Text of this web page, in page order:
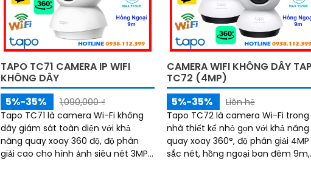
TAPO TC71 CAMERA IP WIFI
KHÔNG DÂY
5%-35%
1,090,000 ₫
Tapo TC71 là camera Wi-Fi không
dây giám sát toàn diện với khả
năng quay xoay 360 độ, độ phân
giải cao cho hình ảnh siêu nét 3MP,
CAMERA WIFI KHÔNG DÂY
TC72 (4MP)
5%-35%
Liên hệ
Tapo TC72 là camera Wi-Fi trong
nhà thiết kế nhỏ gọn với khả năng
quay xoay 360°, độ phân giải 4MP
sắc nét, hồng ngoại ban đêm 9m,